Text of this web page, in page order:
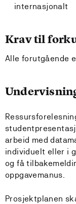
internasjonalt
Krav til
Alle forutgående
arbeid med
individuelt eller i
og få
oppgavemanus.
Prosjektplanen